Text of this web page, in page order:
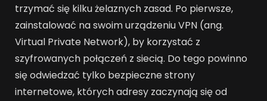
trzymać się kilku żelaznych zasad. Po pierwsze,
zainstalować na swoim urządzeniu VPN (ang.
Virtual Private Network), by korzystać z
szyfrowanych połączeń z siecią. Do tego powinno
się odwiedzać tylko bezpieczne strony
internetowe, których adresy zaczynają się od